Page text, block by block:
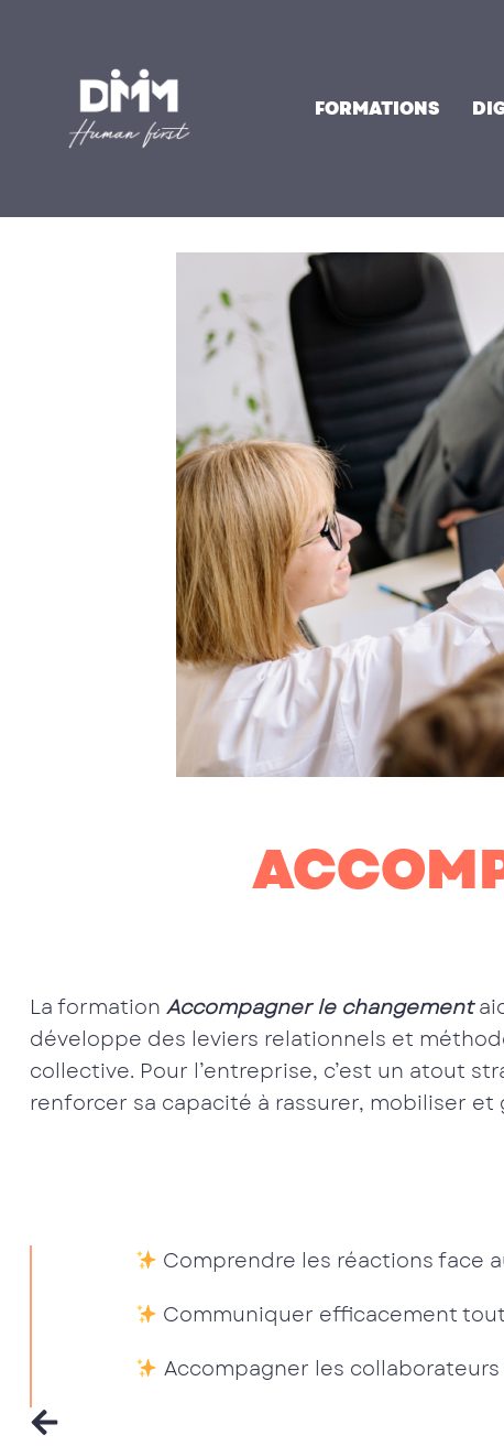
FORMATIONS
La formation Accompagner le changement
développe des leviers relationnels et
collective. Pour l’entreprise, c’est un atout
renforcer sa capacité à rassurer, mobiliser et
Comprendre les réactions face
Communiquer efficacement
Accompagner les